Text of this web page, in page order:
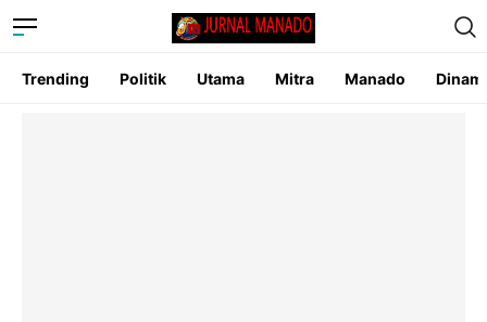
Trending Politik Utama Mitra Manado